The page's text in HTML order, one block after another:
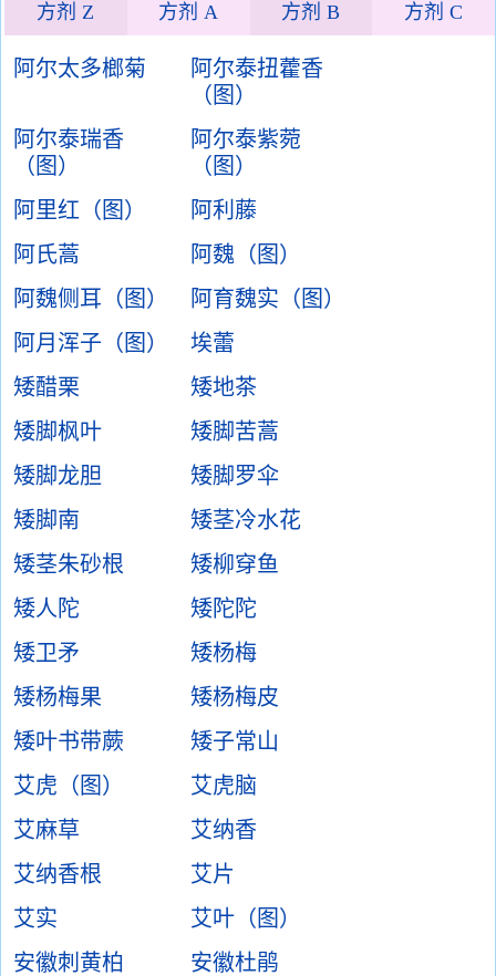
方剂 Z 方剂 A 方剂 B 方剂 C
阿尔太多榔菊
阿尔泰扭藿香
（图）
阿尔泰瑞香
（图）
阿尔泰紫菀
（图）
阿里红（图）
阿利藤
阿氏蒿
阿魏（图）
阿魏侧耳（图）
阿育魏实（图）
阿月浑子（图）
埃蕾
矮醋栗
矮地茶
矮脚枫叶
矮脚苦蒿
矮脚龙胆
矮脚罗伞
矮脚南
矮茎冷水花
矮茎朱砂根
矮柳穿鱼
矮人陀
矮陀陀
矮卫矛
矮杨梅
矮杨梅果
矮杨梅皮
矮叶书带蕨
矮子常山
艾虎（图）
艾虎脑
艾麻草
艾纳香
艾纳香根
艾片
艾实
艾叶（图）
安徽刺黄柏
安徽杜鹃